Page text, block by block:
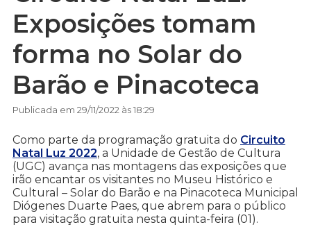
Exposições tomam
forma no Solar do
Barão e Pinacoteca
Publicada em 29/11/2022 às 18:29
Como parte da programação gratuita do Circuito
Natal Luz 2022, a Unidade de Gestão de Cultura
(UGC) avança nas montagens das exposições que
irão encantar os visitantes no Museu Histórico e
Cultural – Solar do Barão e na Pinacoteca Municipal
Diógenes Duarte Paes, que abrem para o público
para visitação gratuita nesta quinta-feira (01).